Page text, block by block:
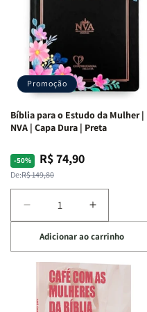
Promoção
Bíblia para o Estudo da Mulher |
NVA | Capa Dura | Preta
-50%
Preço
normal
De:R$ 149,80
Preço
promocional
R$ 74,90
Diminuir
a
quantidade
de
Bíblia
para
Aumentar
a
quantidade
de
Bíblia
para
o
Adicionar ao carrinho